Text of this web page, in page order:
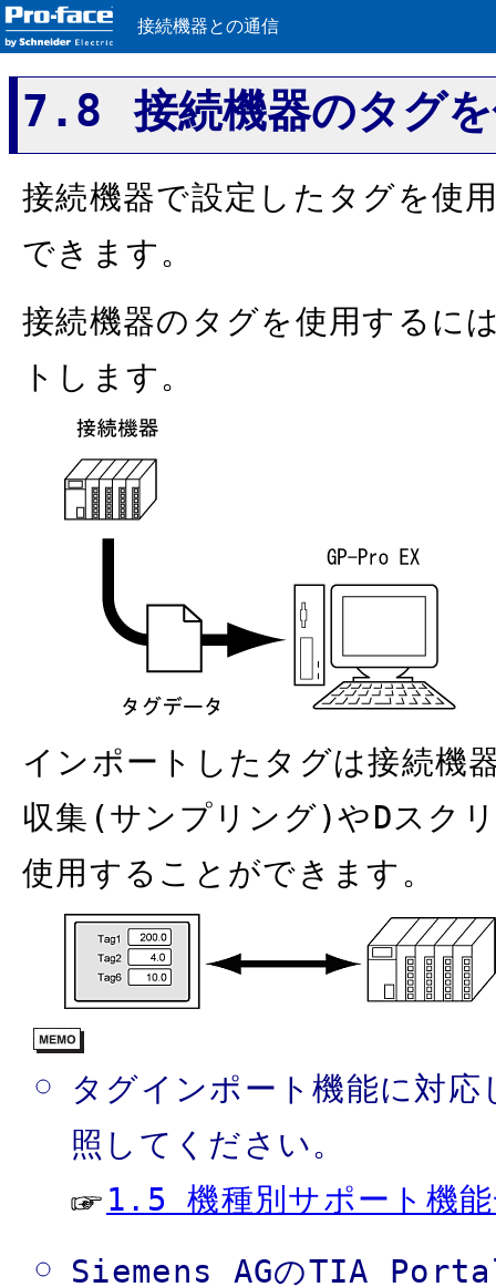
接続機器との通信
7.8 接続機器のタグ
接続機器で設定したタグを使
できます。
接続機器のタグを使用するに
トします。
インポートしたタグは接続機
収集(サンプリング)やDスク
使用することができます。
タグインポート機能に対
照してください。
1.5 機種別サポート機
Siemens AGのTIA